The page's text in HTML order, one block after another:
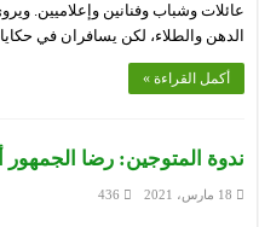
عائلات وشباب وفنانين وإعلاميين.
الدهن والطلاء، لكن يسافران في
أكمل القراءة »
ندوة المتوجين: رضا الجمهور
18 مارس، 2021 436